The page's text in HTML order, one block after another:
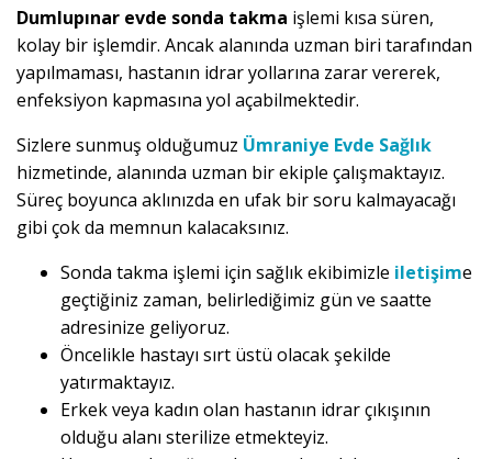
Dumlupınar evde sonda takma işlemi kısa süren,
kolay bir işlemdir. Ancak alanında uzman biri tarafından
yapılmaması, hastanın idrar yollarına zarar vererek,
enfeksiyon kapmasına yol açabilmektedir.
Sizlere sunmuş olduğumuz Ümraniye Evde Sağlık
hizmetinde, alanında uzman bir ekiple çalışmaktayız.
Süreç boyunca aklınızda en ufak bir soru kalmayacağı
gibi çok da memnun kalacaksınız.
Sonda takma işlemi için sağlık ekibimizle iletişime
geçtiğiniz zaman, belirlediğimiz gün ve saatte
adresinize geliyoruz.
Öncelikle hastayı sırt üstü olacak şekilde
yatırmaktayız.
Erkek veya kadın olan hastanın idrar çıkışının
olduğu alanı sterilize etmekteyiz.